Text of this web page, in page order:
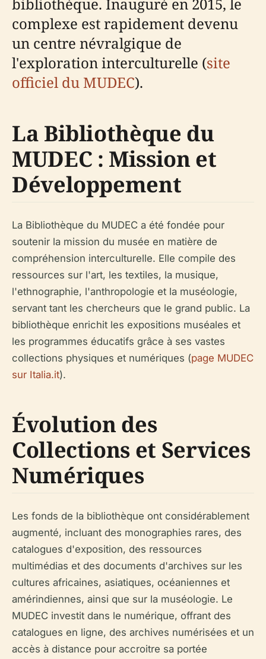
complexe est rapidement devenu
un centre névralgique de
l'exploration interculturelle (site
officiel du MUDEC).
La Bibliothèque du
MUDEC : Mission et
Développement
La Bibliothèque du MUDEC a été fondée pour
soutenir la mission du musée en matière de
compréhension interculturelle. Elle compile des
ressources sur l'art, les textiles, la musique,
l'ethnographie, l'anthropologie et la muséologie,
servant tant les chercheurs que le grand public. La
bibliothèque enrichit les expositions muséales et
les programmes éducatifs grâce à ses vastes
collections physiques et numériques (page MUDEC
sur Italia.it).
Évolution des
Collections et Services
Numériques
Les fonds de la bibliothèque ont considérablement
augmenté, incluant des monographies rares, des
catalogues d'exposition, des ressources
multimédias et des documents d'archives sur les
cultures africaines, asiatiques, océaniennes et
amérindiennes, ainsi que sur la muséologie. Le
MUDEC investit dans le numérique, offrant des
catalogues en ligne, des archives numérisées et un
accès à distance pour accroitre sa portée